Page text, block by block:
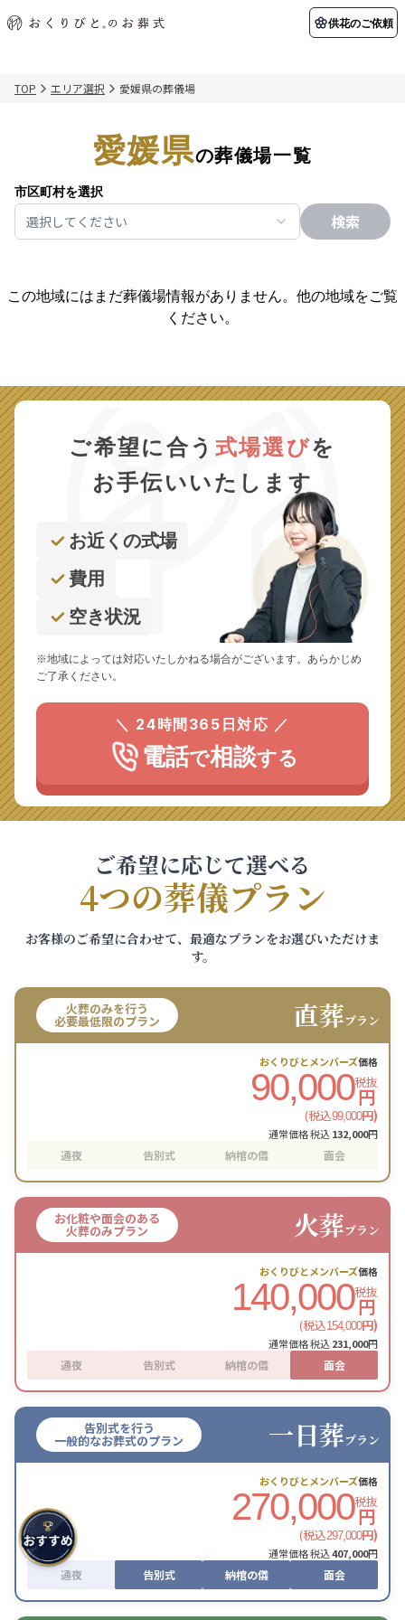
供花のご依頼
納棺の儀とは？
葬儀の流れ
アフターサポート
スタッフ一覧 採用情報
関東エリア
千葉県
札幌市 函館市
お客様の声
よくある質問
供花のご依頼
TOP エリア選択 愛媛県の葬儀場
愛媛県の葬儀場一覧
市区町村を選択
選択してください 検索
この地域にはまだ葬儀場情報がありません。他の地域をご覧
ください。
ご希望に合う 式場選びを
お手伝いいたします
お近くの式場
費用
空き状況
※地域によっては対応いたしかねる場合がございます。あらかじめ
ご了承ください。
＼ 24時間365日対応 ／
電話で相談する
ご希望に応じて選べる
4つの葬儀プラン
お客様のご希望に合わせて、最適なプランをお選びいただけま
す。
火葬のみを行う
必要最低限のプラン 直葬プラン
おくりびとメンバーズ価格
90,000税抜
円
(税込99,000円)
通常価格 税込132,000円
通夜 告別式 納棺の儀 面会
お化粧や面会のある
火葬のみプラン 火葬プラン
おくりびとメンバーズ価格
140,000税抜
円
(税込154,000円)
通常価格 税込231,000円
通夜 告別式 納棺の儀 面会
告別式を行う
一般的なお葬式のプラン 一日葬プラン
おくりびとメンバーズ価格
270,000税抜
円
(税込297,000円)
通常価格 税込407,000円
通夜 告別式 納棺の儀 面会